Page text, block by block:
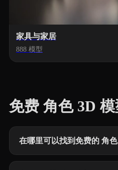
家具与家居
888 模型
免费 角色 3D
在哪里可以找到免费的 角